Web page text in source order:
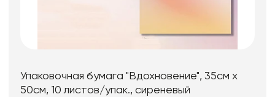
Упаковочная бумага "Вдохновение", 35см х
50см, 10 листов/упак., сиреневый